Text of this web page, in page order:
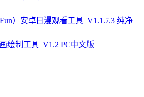
）安卓日漫观看工具_V1.1.7.3 纯净
绘制工具_V1.2 PC中文版